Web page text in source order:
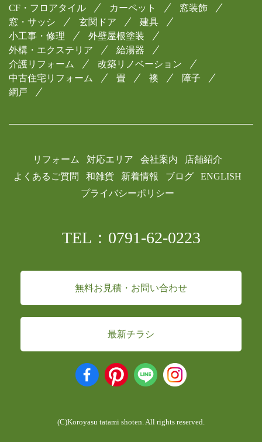
CF・フロアタイル
カーペット
窓装飾
窓・サッシ
玄関ドア
建具
小工事・修理
外壁屋根塗装
外構・エクステリア
給湯器
介護リフォーム
改築リノベーション
中古住宅リフォーム
畳 襖
障子
網戸
リフォーム 対応エリア 会社案内
店舗紹介
よくあるご質問
和雑貨 新着情報 ブログ
ENGLISH
プライバシーポリシー
TEL：0791-62-0223
無料お見積・お問い合わせ
最新チラシ
(C)Koroyasu tatami shoten. All rights reserved.